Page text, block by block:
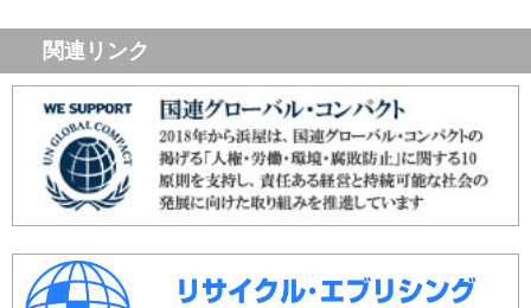
関連リンク